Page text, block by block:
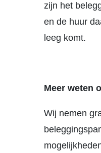
zijn het
en de huur
leeg komt.
Meer weten
Wij nemen